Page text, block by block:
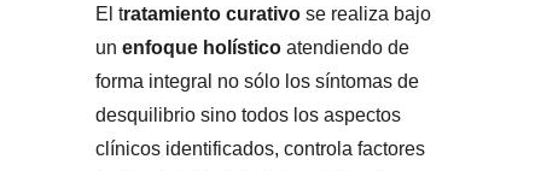
El tratamiento curativo se realiza bajo
un enfoque holístico atendiendo de
forma integral no sólo los síntomas de
desquilibrio sino todos los aspectos
clínicos identificados, controla factores